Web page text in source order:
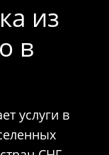
из
в
услуги в